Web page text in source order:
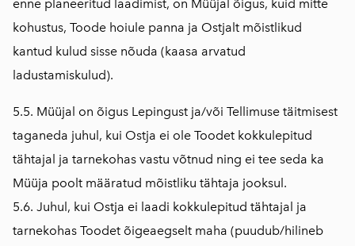
enne planeeritud laadimist, on Müüjal õigus, kuid mitte
kohustus, Toode hoiule panna ja Ostjalt mõistlikud
kantud kulud sisse nõuda (kaasa arvatud
ladustamiskulud).
5.5. Müüjal on õigus Lepingust ja/või Tellimuse täitmisest
taganeda juhul, kui Ostja ei ole Toodet kokkulepitud
tähtajal ja tarnekohas vastu võtnud ning ei tee seda ka
Müüja poolt määratud mõistliku tähtaja jooksul.
5.6. Juhul, kui Ostja ei laadi kokkulepitud tähtajal ja
tarnekohas Toodet õigeaegselt maha (puudub/hilineb